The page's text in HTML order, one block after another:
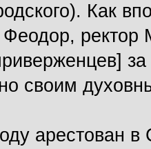
Как
Феодор, ректор
своим
арестован